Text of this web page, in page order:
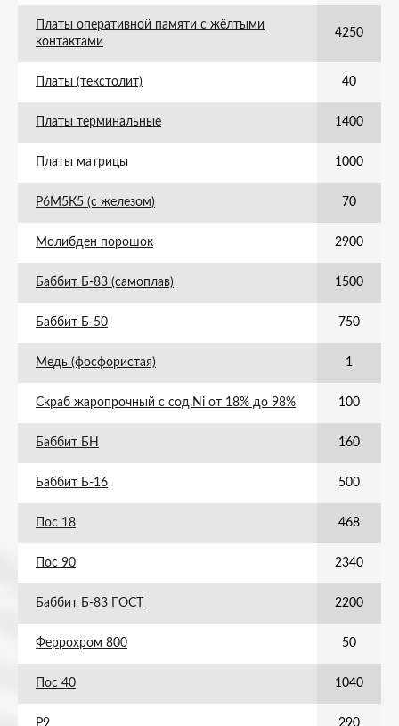
Платы оперативной памяти с жёлтыми
контактами
4250
Платы (текстолит) 40
Платы терминальные 1400
Платы матрицы 1000
Р6М5К5 (с железом) 70
Молибден порошок 2900
Баббит Б-83 (самоплав) 1500
Баббит Б-50 750
Медь (фосфористая) 1
Скраб жаропрочный с сод.Ni от 18% до 98% 100
Баббит БН 160
Баббит Б-16 500
Пос 18 468
Пос 90 2340
Баббит Б-83 ГОСТ 2200
Феррохром 800 50
Пос 40 1040
Р9 290